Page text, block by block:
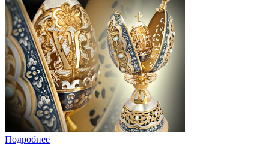
Подробнее